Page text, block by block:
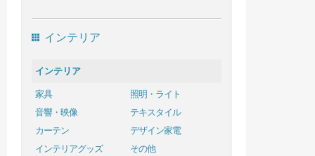
インテリア
インテリア
家具
照明・ライト
音響・映像
テキスタイル
カーテン
デザイン家電
インテリアグッズ
その他